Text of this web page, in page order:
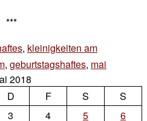
***
, kleinigkeiten am
, geburtstagshaftes, mai
2018
D F S
S
3 4 5
6